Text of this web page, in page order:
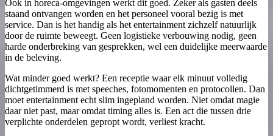
Ook in horeca-omgevingen werkt dit goed. Zeker als gasten deels
staand ontvangen worden en het personeel vooral bezig is met
service. Dan is het handig als het entertainment zichzelf natuurlijk
door de ruimte beweegt. Geen logistieke verbouwing nodig, geen
harde onderbreking van gesprekken, wel een duidelijke meerwaarde
in de beleving.
Wat minder goed werkt? Een receptie waar elk minuut volledig
dichtgetimmerd is met speeches, fotomomenten en protocollen. Dan
moet entertainment echt slim ingepland worden. Niet omdat magie
daar niet past, maar omdat timing alles is. Een act die tussen drie
verplichte onderdelen gepropt wordt, verliest kracht.